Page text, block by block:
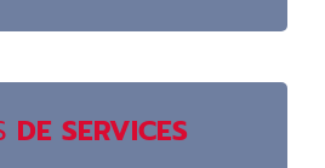
DE SERVICES